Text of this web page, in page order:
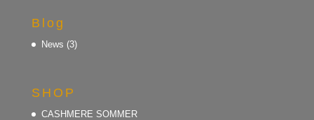
Blog
News (3)
SHOP
CASHMERE SOMMER